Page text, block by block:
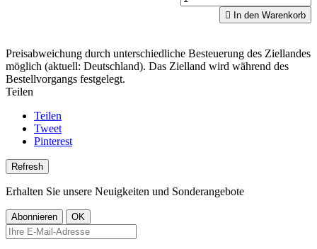
 In den Warenkorb
Preisabweichung durch unterschiedliche Besteuerung des Ziellandes
möglich (aktuell: Deutschland). Das Zielland wird während des
Bestellvorgangs festgelegt.
Teilen
Teilen
Tweet
Pinterest
Erhalten Sie unsere Neuigkeiten und Sonderangebote